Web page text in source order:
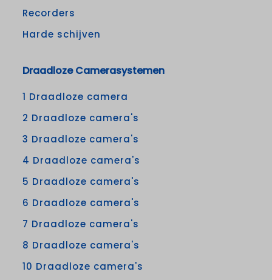
Recorders
Harde schijven
Draadloze Camerasystemen
1 Draadloze camera
2 Draadloze camera's
3 Draadloze camera's
4 Draadloze camera's
5 Draadloze camera's
6 Draadloze camera's
7 Draadloze camera's
8 Draadloze camera's
10 Draadloze camera's